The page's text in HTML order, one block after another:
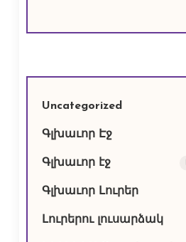
Uncategorized
Գլխաւոր Էջ
Գլխաւոր էջ
Գլխաւոր Լուրեր
Լուրերու լուսարձակ